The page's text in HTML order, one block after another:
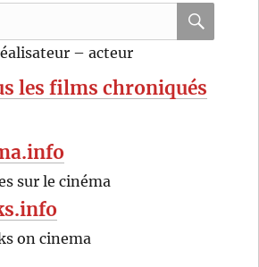
Monicelli
– acteur
les films chroniqués
sur le cinéma
on cinema